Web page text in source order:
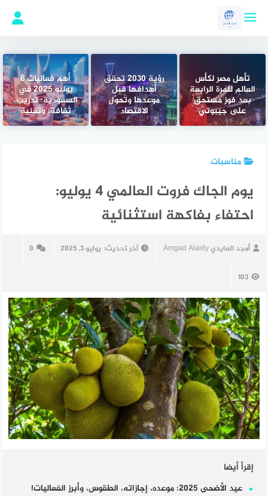
تأهل مصر لكأس
العالم للمرة الرابعة
بعد فوز مستحق
على جيبوتي
رؤية 2030 تحقق
أهدافها قبل
موعدها وتُحوّل
الاقتصاد
أهم فعاليات 6
يوليو 2025 في
السعودية: تدريب،
ثقافة، وتقنية
مناسبات
يوم الجاك فروت العالمي 4 يوليو:
احتفاء بفاكهة استثنائية
أمجد العايدي Amgad Alaidy آخر تحديث: يوليو 3, 2025 0
103
إقرأ أيضا
عيد الأضحى 2025: موعده، إجازاته، الطقوس، وأبرز الفعاليات!